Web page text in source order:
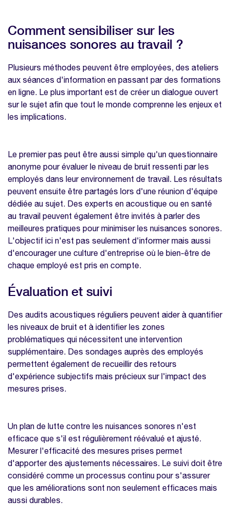
Comment sensibiliser sur les
nuisances sonores au travail ?
Plusieurs méthodes peuvent être employées, des ateliers
aux séances d'information en passant par des formations
en ligne. Le plus important est de créer un dialogue ouvert
sur le sujet afin que tout le monde comprenne les enjeux et
les implications.
Le premier pas peut être aussi simple qu'un questionnaire
anonyme pour évaluer le niveau de bruit ressenti par les
employés dans leur environnement de travail. Les résultats
peuvent ensuite être partagés lors d'une réunion d'équipe
dédiée au sujet. Des experts en acoustique ou en santé
au travail peuvent également être invités à parler des
meilleures pratiques pour minimiser les nuisances sonores.
L'objectif ici n'est pas seulement d'informer mais aussi
d'encourager une culture d'entreprise où le bien-être de
chaque employé est pris en compte.
Évaluation et suivi
Des audits acoustiques réguliers peuvent aider à quantifier
les niveaux de bruit et à identifier les zones
problématiques qui nécessitent une intervention
supplémentaire. Des sondages auprès des employés
permettent également de recueillir des retours
d'expérience subjectifs mais précieux sur l'impact des
mesures prises.
Un plan de lutte contre les nuisances sonores n'est
efficace que s'il est régulièrement réévalué et ajusté.
Mesurer l'efficacité des mesures prises permet
d'apporter des ajustements nécessaires. Le suivi doit être
considéré comme un processus continu pour s'assurer
que les améliorations sont non seulement efficaces mais
aussi durables.